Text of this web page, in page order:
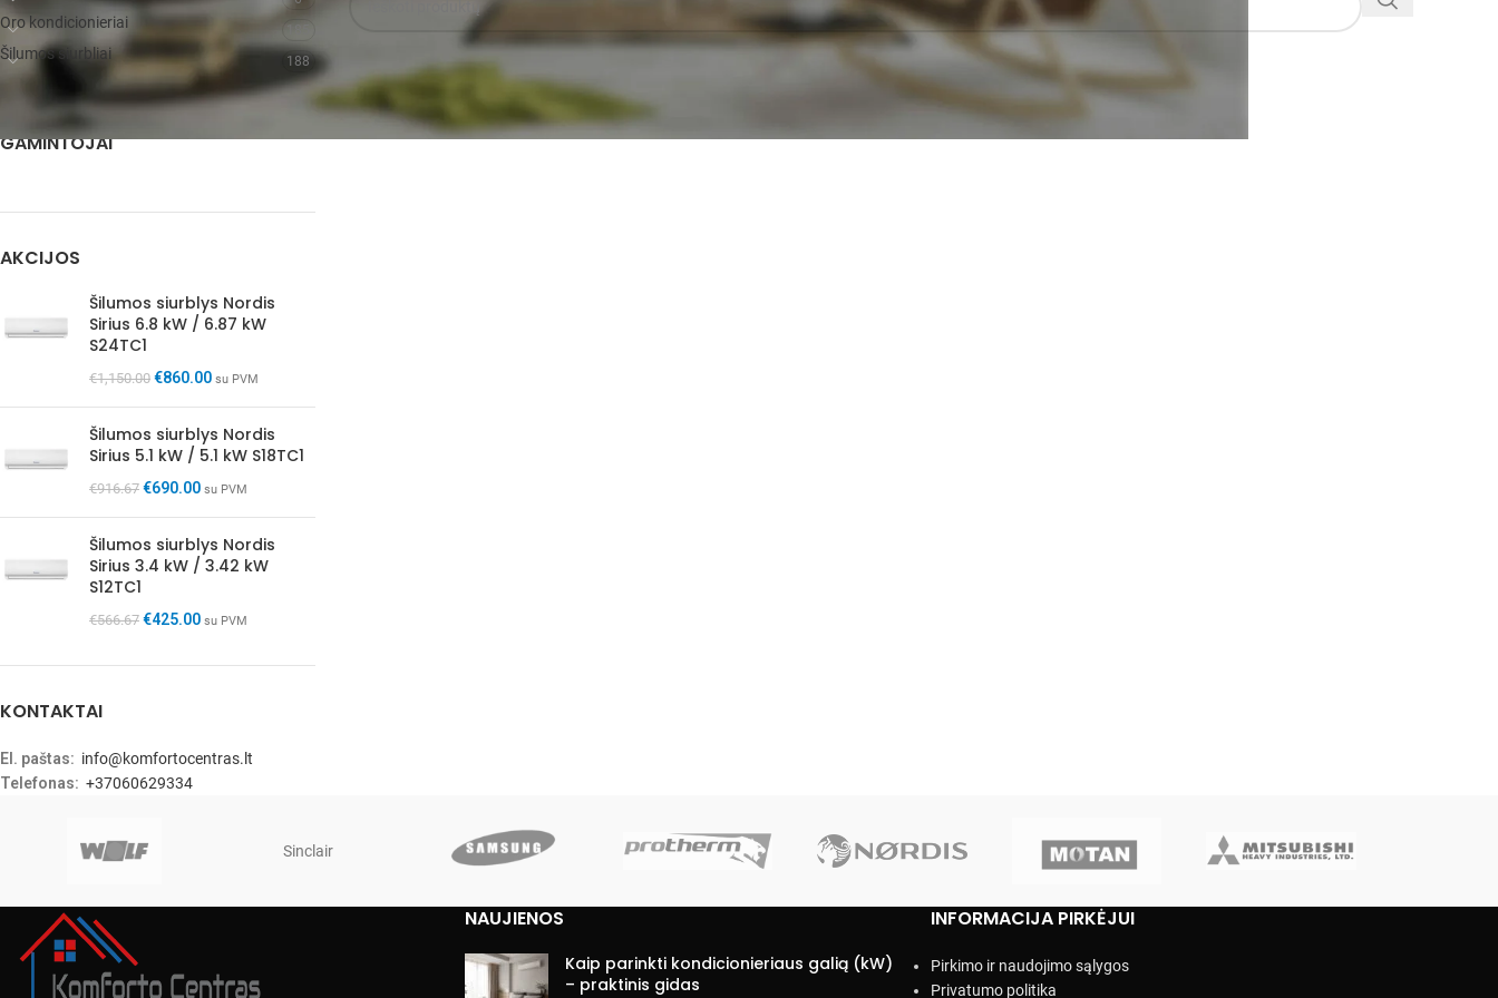
Oro kondicionieriai
Šilumos siurbliai 188
GAMINTOJAI
AKCIJOS
Šilumos siurblys Nordis
Sirius 6.8 kW / 6.87 kW
S24TC1
€1,150.00 €860.00 su PVM
Šilumos siurblys Nordis
Sirius 5.1 kW / 5.1 kW S18TC1
€916.67 €690.00 su PVM
Šilumos siurblys Nordis
Sirius 3.4 kW / 3.42 kW
S12TC1
€566.67 €425.00 su PVM
KONTAKTAI
El. paštas: info@komfortocentras.lt
Telefonas: +37060629334
Sinclair
NAUJIENOS
Kaip parinkti kondicionieriaus galią (kW)
– praktinis gidas
INFORMACIJA PIRKĖJUI
Pirkimo ir naudojimo sąlygos
Privatumo politika